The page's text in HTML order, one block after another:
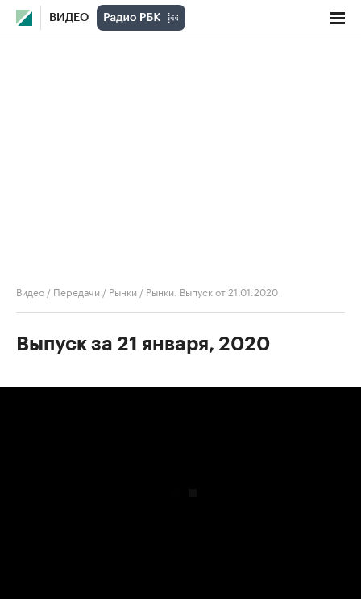
ВИДЕО
Видео / Передачи / Рынки / Рынки. Выпуск от 21.01.2020
Выпуск за 21 января, 2020